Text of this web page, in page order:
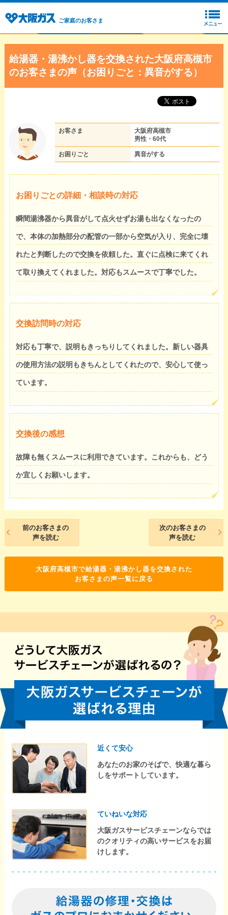
ご家庭のお客さま
給湯器・湯沸かし器を交換された大阪府高槻市
のお客さまの声（お困りごと：異音がする）
お客さま
大阪府高槻市
男性・60代
お困りごと 異音がする
お困りごとの詳細・相談時の対応
瞬間湯沸器から異音がして点火せずお湯も出なくなったの
で、本体の加熱部分の配管の一部から空気が入り、完全に壊
れたと判断したので交換を依頼した。直ぐに点検に来てくれ
て取り換えてくれました。対応もスムースで丁寧でした。
交換訪問時の対応
対応も丁寧で、説明もきっちりしてくれました。新しい器具
の使用方法の説明もきちんとしてくれたので、安心して使っ
ています。
交換後の感想
故障も無くスムースに利用できています。これからも、どう
か宜しくお願いします。
前のお客さまの
声を読む
次のお客さまの
声を読む
大阪府高槻市で給湯器・湯沸かし器を交換された
お客さまの声一覧に戻る
近くて安心
あなたのお家のそばで、快適な暮ら
しをサポートしています。
ていねいな対応
大阪ガスサービスチェーンならでは
のクオリティの高いサービスをお届
けします。